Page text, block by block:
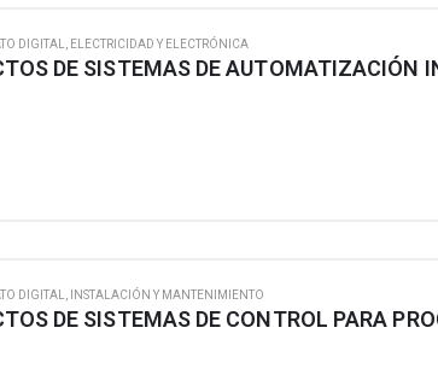
DIGITAL, ELECTRICIDAD Y ELECTRÓNICA
DE SISTEMAS DE AUTOMATIZACIÓN
DIGITAL INSTALACIÓN Y MANTENIMIENTO